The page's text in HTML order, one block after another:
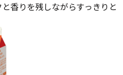
香りを残しながらすっきりと